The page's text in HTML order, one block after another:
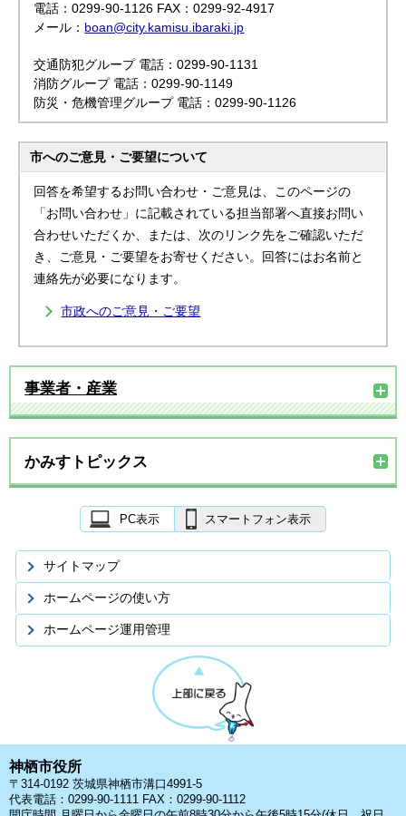
電話：0299-90-1126 FAX：0299-92-4917
メール： boan@city.kamisu.ibaraki.jp
交通防犯グループ 電話：0299-90-1131
消防グループ 電話：0299-90-1149
防災・危機管理グループ 電話：0299-90-1126
市へのご意見・ご要望について
回答を希望するお問い合わせ・ご意見は、このページの
「お問い合わせ」に記載されている担当部署へ直接お問い
合わせいただくか、または、次のリンク先をご確認いただ
き、ご意見・ご要望をお寄せください。回答にはお名前と
連絡先が必要になります。
市政へのご意見・ご要望
事業者・産業
かみすトピックス
PC表示 スマートフォン表示
サイトマップ
ホームページの使い方
ホームページ運用管理
神栖市役所
〒314-0192 茨城県神栖市溝口4991-5
代表電話：0299-90-1111 FAX：0299-90-1112